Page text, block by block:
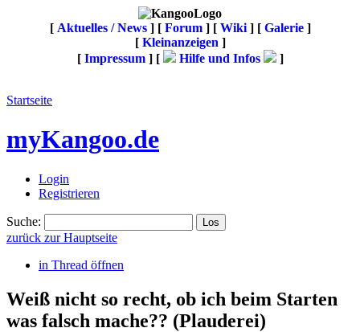
[ Aktuelles / News] [ Forum] [ Wiki] [ Galerie]
[ Kleinanzeigen ]
[ Impressum] [ Hilfe und Infos ]
Startseite
myKangoo.de
Login
Registrieren
Suche:
zurück zur Hauptseite
in Thread öffnen
Weiß nicht so recht, ob ich beim Starten
was falsch mache?? (Plauderei)